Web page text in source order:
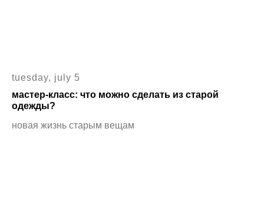
tuesday, july 5
мастер-класс: что можно сделать из старой
одежды?
новая жизнь старым вещам